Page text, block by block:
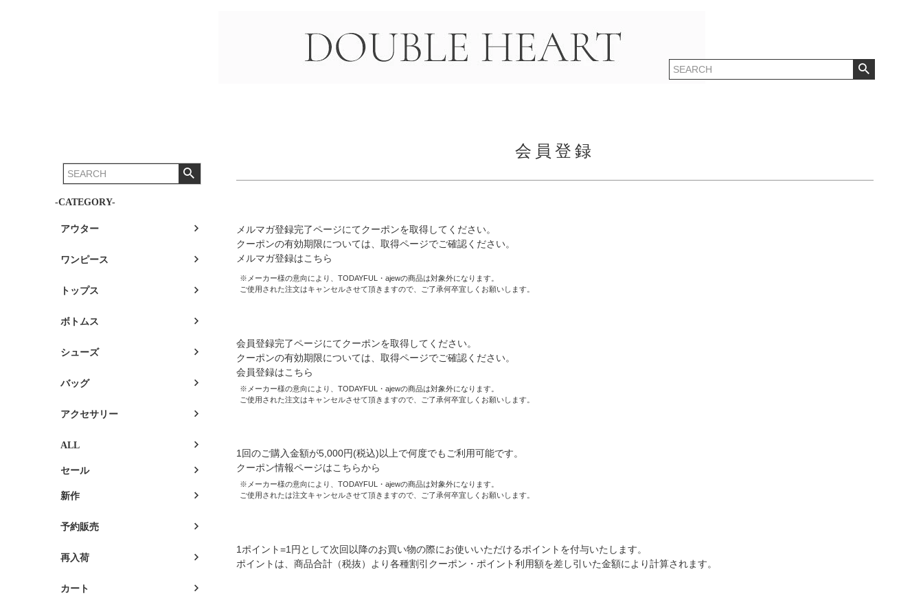
-CATEGORY-
アウター
ワンピース
トップス
ボトムス
シューズ
バッグ
アクセサリー
ALL
セール
新作
予約販売
再入荷
カート
会員登録
メルマガ登録完了ページにてクーポンを取得してください。
クーポンの有効期限については、取得ページでご確認ください。
メルマガ登録はこちら
※メーカー様の意向により、TODAYFUL・ajewの商品は対象外になります。
ご使用された注文はキャンセルさせて頂きますので、ご了承何卒宜しくお願いします。
会員登録完了ページにてクーポンを取得してください。
クーポンの有効期限については、取得ページでご確認ください。
会員登録はこちら
※メーカー様の意向により、TODAYFUL・ajewの商品は対象外になります。
ご使用された注文はキャンセルさせて頂きますので、ご了承何卒宜しくお願いします。
1回のご購入金額が5,000円(税込)以上で何度でもご利用可能です。
クーポン情報ページはこちらから
※メーカー様の意向により、TODAYFUL・ajewの商品は対象外になります。
ご使用されたは注文キャンセルさせて頂きますので、ご了承何卒宜しくお願いします。
1ポイント=1円として次回以降のお買い物の際にお使いいただけるポイントを付与いたします。
ポイントは、商品合計（税抜）より各種割引クーポン・ポイント利用額を差し引いた金額により計算されます。